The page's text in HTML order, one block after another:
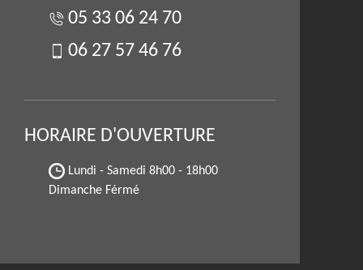
05 33 06 24 70
06 27 57 46 76
HORAIRE D'OUVERTURE
Lundi - Samedi 8h00 - 18h00
Dimanche Férmé